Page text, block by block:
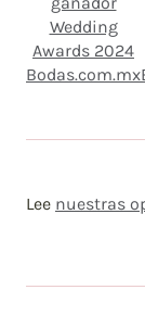
Lee nuestras